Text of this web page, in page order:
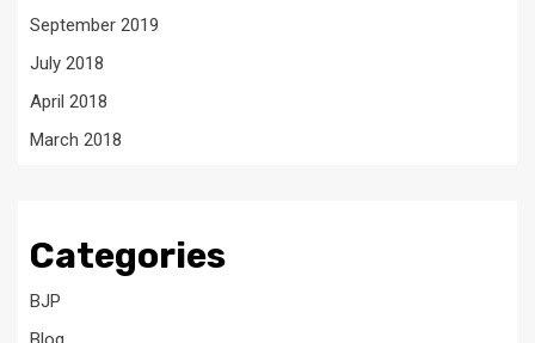
September 2019
July 2018
April 2018
March 2018
Categories
BJP